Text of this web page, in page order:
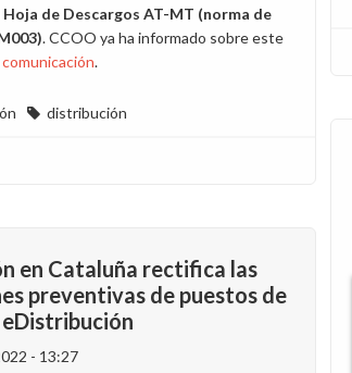
de Descargos AT-MT (norma de
. CCOO ya ha informado sobre este
.
distribución
en Cataluña rectifica las
preventivas de puestos de
- 13:27